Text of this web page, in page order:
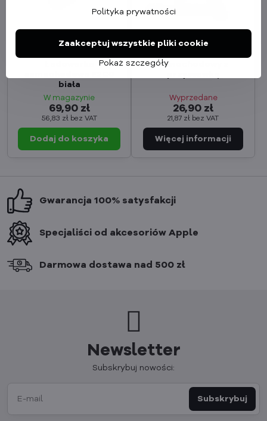
biała
W magazynie
69,90 zł
56,83 zł bez VAT
Dodaj do koszyka
samochodowy z
Wyprzedane
26,90 zł
21,87 zł bez VAT
Gwarancja 100% satysfakcji
Specjaliści od akcesoriów Apple
Darmowa dostawa nad 500 zł
Newsletter
Subskrybuj nowości:
Subskrybuj
Polityka prywatności
Pokaż szczegóły
Zaakceptuj wszystkie pliki cookie